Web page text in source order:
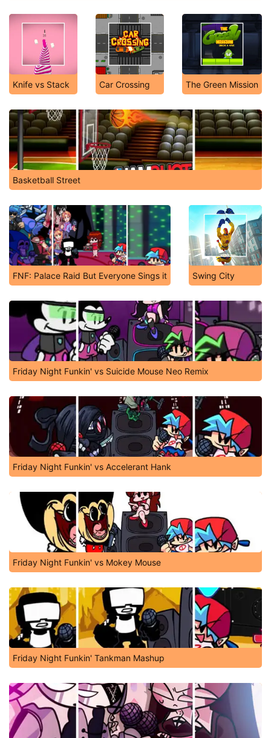
Knife vs Stack Car Crossing The Green Mission
Basketball Street
FNF: Palace Raid But Everyone Sings it Swing City
Friday Night Funkin' vs Suicide Mouse Neo Remix
Friday Night Funkin' vs Accelerant Hank
Friday Night Funkin' vs Mokey Mouse
Friday Night Funkin' Tankman Mashup